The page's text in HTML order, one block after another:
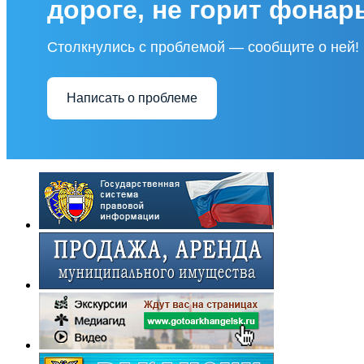
дороге, не горит
Столкнулись с проблемой — сообщите о ней!
Написать о проблеме